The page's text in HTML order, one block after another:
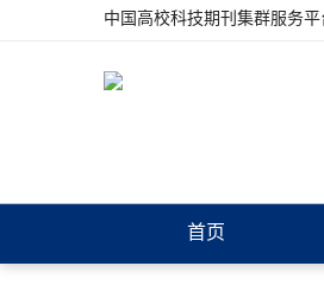
中国高校科技期刊集群服务平
首页